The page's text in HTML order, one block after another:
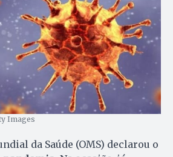
Images
da Saúde (OMS) declarou o